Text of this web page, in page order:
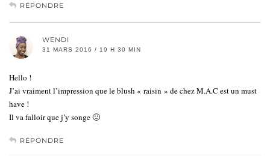
RÉPONDRE
WENDI
31 MARS 2016 / 19 H 30 MIN
Hello !
J’ai vraiment l’impression que le blush « raisin » de chez M.A.C est un must
have !
Il va falloir que j’y songe 🙂
RÉPONDRE